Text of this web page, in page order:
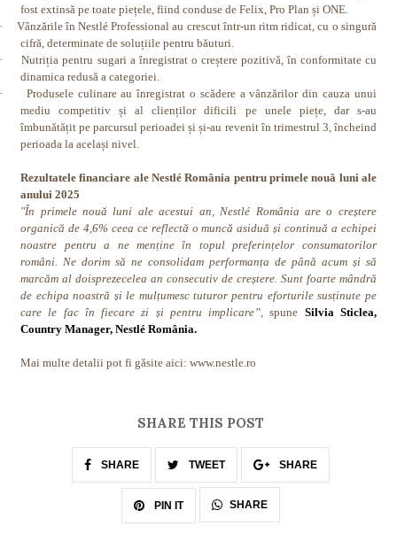
fost extinsă pe toate piețele, fiind conduse de Felix, Pro Plan și ONE.
·
Vânzările în Nestlé Professional au crescut într-un ritm ridicat, cu o singură
cifră, determinate de soluțiile pentru băuturi.
·
Nutriția pentru sugari a înregistrat o creștere pozitivă, în conformitate cu
dinamica redusă a categoriei.
·
Produsele culinare au înregistrat o scădere a vânzărilor din cauza unui
mediu competitiv și al clienților dificili pe unele piețe, dar s-au
îmbunătățit pe parcursul perioadei și și-au revenit în trimestrul 3, încheind
perioada la același nivel.
Rezultatele financiare ale Nestlé România pentru primele nouă luni ale
anului 2025
"În primele nouă luni ale acestui an, Nestlé România are o creștere
organică de 4,6% ceea ce reflectă o muncă asiduă și continuă a echipei
noastre pentru a ne menține în topul preferințelor consumatorilor
români. Ne dorim să ne consolidam performanța de până acum și să
marcăm al doisprezecelea an consecutiv de creștere. Sunt foarte mândră
de echipa noastră și le mulțumesc tuturor pentru eforturile susținute pe
care le fac în fiecare zi și pentru implicare”,spune Silvia Sticlea,
Country Manager, Nestlé România.
Mai multe detalii pot fi găsite aici:www.nestle.ro
SHARE THIS POST
SHARE TWEET SHARE
PIN IT SHARE